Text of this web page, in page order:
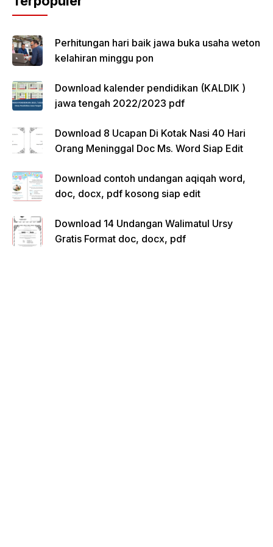
Perhitungan hari baik jawa buka usaha weton
kelahiran minggu pon
Download kalender pendidikan (KALDIK )
jawa tengah 2022/2023 pdf
Download 8 Ucapan Di Kotak Nasi 40 Hari
Orang Meninggal Doc Ms. Word Siap Edit
Download contoh undangan aqiqah word,
doc, docx, pdf kosong siap edit
Download 14 Undangan Walimatul Ursy
Gratis Format doc, docx, pdf